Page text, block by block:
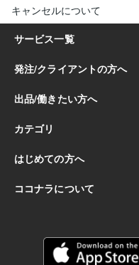
キャンセルについて